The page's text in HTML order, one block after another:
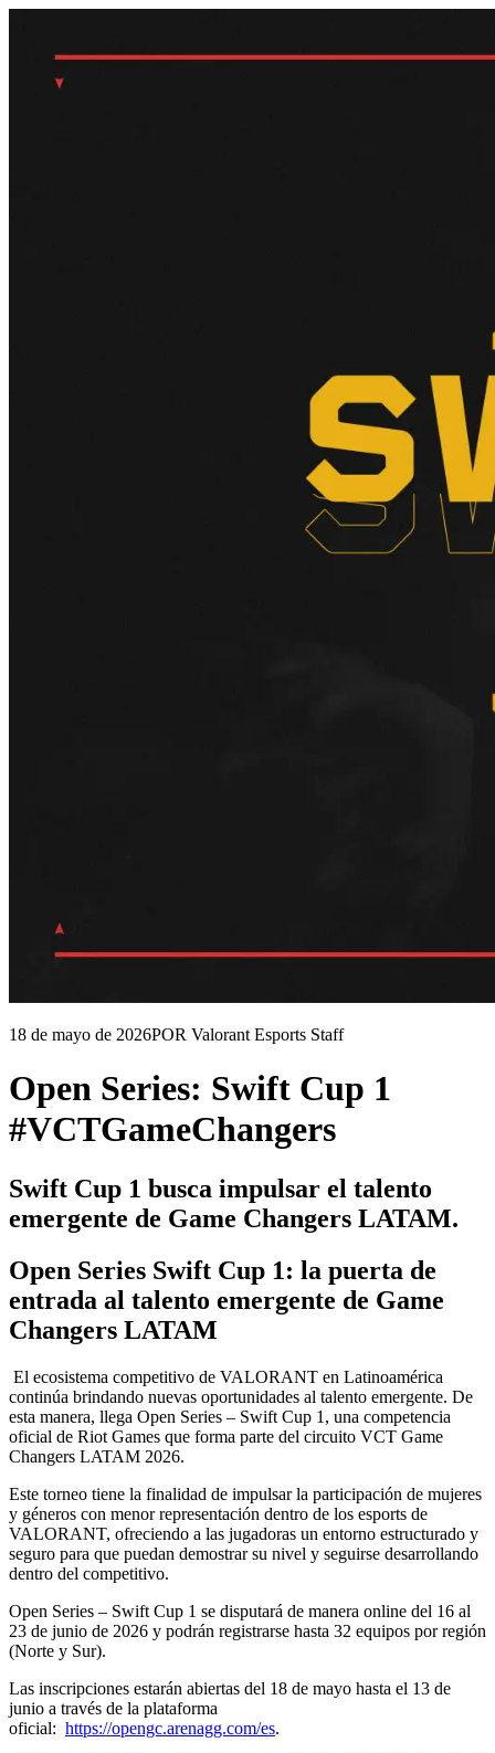
18 de mayo de 2026POR Valorant Esports Staff
Open Series: Swift Cup 1
#VCTGameChangers
Swift Cup 1 busca impulsar el talento
emergente de Game Changers LATAM.
Open Series Swift Cup 1: la puerta de
entrada al talento emergente de Game
Changers LATAM
El ecosistema competitivo de VALORANT en Latinoamérica
continúa brindando nuevas oportunidades al talento emergente. De
esta manera, llega Open Series – Swift Cup 1, una competencia
oficial de Riot Games que forma parte del circuito VCT Game
Changers LATAM 2026.
Este torneo tiene la finalidad de impulsar la participación de mujeres
y géneros con menor representación dentro de los esports de
VALORANT, ofreciendo a las jugadoras un entorno estructurado y
seguro para que puedan demostrar su nivel y seguirse desarrollando
dentro del competitivo.
Open Series – Swift Cup 1 se disputará de manera online del 16 al
23 de junio de 2026 y podrán registrarse hasta 32 equipos por región
(Norte y Sur).
Las inscripciones estarán abiertas del 18 de mayo hasta el 13 de
junio a través de la plataforma
oficial: https://opengc.arenagg.com/es.